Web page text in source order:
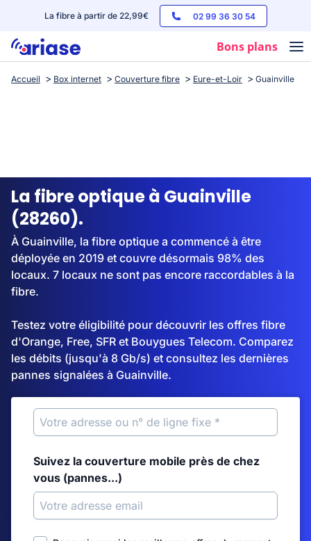
La fibre à partir de 22,99€ 02 99 36 30 54
Bons plans
Box internet
Streaming
Accueil Box internet Couverture fibre Eure-et-Loir Guainville
La fibre optique à Guainville
(28260).
À Guainville, la fibre optique a commencé à être
déployée en 2019 et couvre désormais 98% des
locaux. 7 locaux ne sont pas encore raccordables à la
fibre.
Testez votre éligibilité pour découvrir les offres fibre
d'Orange, Free, SFR et Bouygues Telecom. Comparez
les débits (jusqu'à 8 Gb/s) et consultez les dernières
pannes signalées à Guainville.
Suivez la couverture mobile près de chez
vous (pannes...)